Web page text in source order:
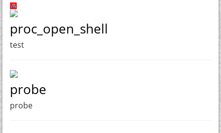
proc_open_shell
test
probe
probe